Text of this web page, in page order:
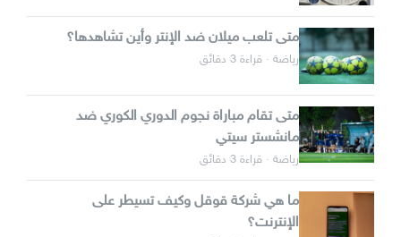
متى تلعب ميلان ضد الإنتر وأين تشاهدها؟
رياضة · قراءة 3 دقائق
متى تقام مباراة نجوم الدوري الكوري ضد
مانشستر سيتي
رياضة · قراءة 3 دقائق
ما هي شركة قوقل وكيف تسيطر على
الإنترنت؟